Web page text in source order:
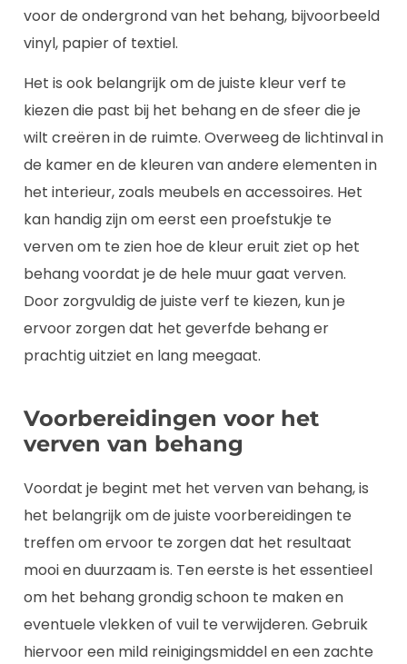
voor de ondergrond van het behang, bijvoorbeeld
vinyl, papier of textiel.
Het is ook belangrijk om de juiste kleur verf te
kiezen die past bij het behang en de sfeer die je
wilt creëren in de ruimte. Overweeg de lichtinval in
de kamer en de kleuren van andere elementen in
het interieur, zoals meubels en accessoires. Het
kan handig zijn om eerst een proefstukje te
verven om te zien hoe de kleur eruit ziet op het
behang voordat je de hele muur gaat verven.
Door zorgvuldig de juiste verf te kiezen, kun je
ervoor zorgen dat het geverfde behang er
prachtig uitziet en lang meegaat.
Voorbereidingen voor het
verven van behang
Voordat je begint met het verven van behang, is
het belangrijk om de juiste voorbereidingen te
treffen om ervoor te zorgen dat het resultaat
mooi en duurzaam is. Ten eerste is het essentieel
om het behang grondig schoon te maken en
eventuele vlekken of vuil te verwijderen. Gebruik
hiervoor een mild reinigingsmiddel en een zachte